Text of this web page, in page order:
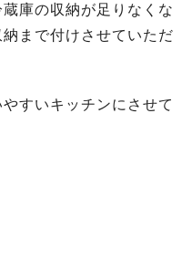
庫の収納が足りなくな
まで付けさせていただ
すいキッチンにさせて